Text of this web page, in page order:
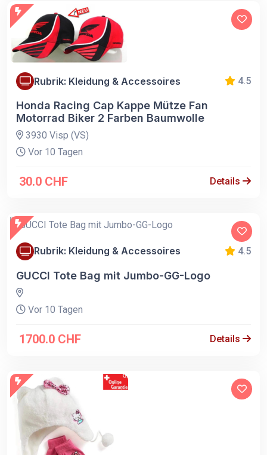
Rubrik: Kleidung & Accessoires 4.5
Honda Racing Cap Kappe Mütze Fan
Motorrad Biker 2 Farben Baumwolle
3930 Visp (VS)
Vor 10 Tagen
30.0 CHF Details
Rubrik: Kleidung & Accessoires 4.5
GUCCI Tote Bag mit Jumbo-GG-Logo
Vor 10 Tagen
1700.0 CHF Details